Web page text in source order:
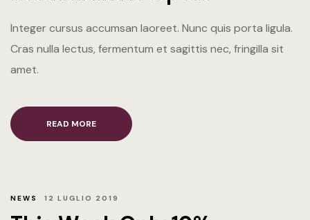
Integer cursus accumsan laoreet. Nunc quis porta ligula.
Cras nulla lectus, fermentum et sagittis nec, fringilla sit
amet.
READ MORE
NEWS 12 LUGLIO 2019